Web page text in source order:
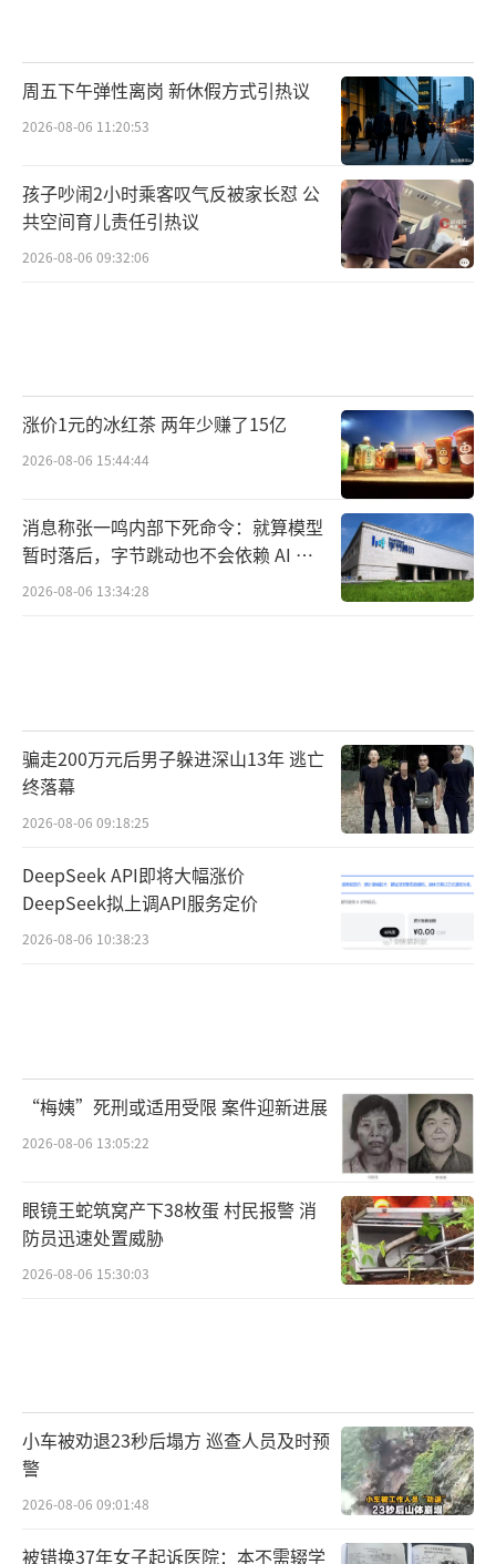
周五下午弹性离岗 新休假方式引热议
2026-08-06 11:20:53
孩子吵闹2小时乘客叹气反被家长怼 公
共空间育儿责任引热议
2026-08-06 09:32:06
涨价1元的冰红茶 两年少赚了15亿
2026-08-06 15:44:44
消息称张一鸣内部下死命令：就算模型
暂时落后，字节跳动也不会依赖 AI 蒸
馏技术
2026-08-06 13:34:28
骗走200万元后男子躲进深山13年 逃亡
终落幕
2026-08-06 09:18:25
DeepSeek API即将大幅涨价
DeepSeek拟上调API服务定价
2026-08-06 10:38:23
“梅姨”死刑或适用受限 案件迎新进展
2026-08-06 13:05:22
眼镜王蛇筑窝产下38枚蛋 村民报警 消
防员迅速处置威胁
2026-08-06 15:30:03
小车被劝退23秒后塌方 巡查人员及时预
警
2026-08-06 09:01:48
被错换37年女子起诉医院：本不需辍学